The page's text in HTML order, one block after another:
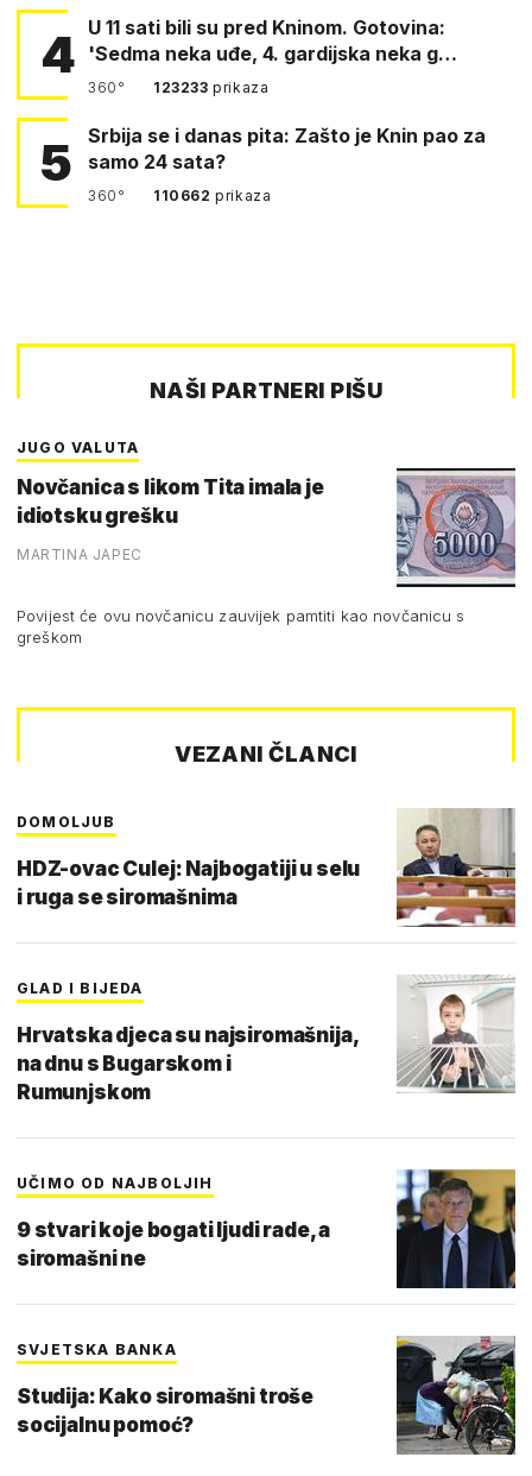
4 U 11 sati bili su pred Kninom. Gotovina:
'Sedma neka uđe, 4. gardijska neka g…
360° 123233prikaza
5
Srbija se i danas pita: Zašto je Knin pao za
samo 24 sata?
360° 110662prikaza
NAŠI PARTNERI PIŠU
JUGO VALUTA
Novčanica s likom Tita imala je
idiotsku grešku
MARTINA JAPEC
Povijest će ovu novčanicu zauvijek pamtiti kao novčanicu s
greškom
VEZANI ČLANCI
DOMOLJUB
HDZ-ovac Culej: Najbogatiji u selu
i ruga se siromašnima
GLAD I BIJEDA
Hrvatska djeca su najsiromašnija,
na dnu s Bugarskom i
Rumunjskom
UČIMO OD NAJBOLJIH
9 stvari koje bogati ljudi rade, a
siromašni ne
SVJETSKA BANKA
Studija: Kako siromašni troše
socijalnu pomoć?